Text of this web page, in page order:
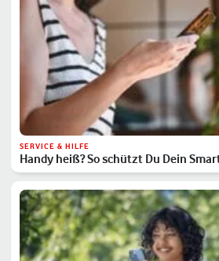
SERVICE & HILFE
Handy heiß? So schützt Du Dein